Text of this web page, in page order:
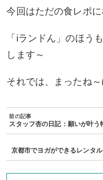
今回はただの食レポ
「iランドん」のほう
します～
それでは、まったね
スタッフ杏の日記：願いが叶う
京都市でヨガができるレンタ